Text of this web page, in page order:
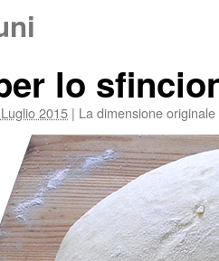
lo
2015 | La dimensione